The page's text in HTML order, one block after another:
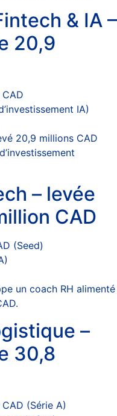
& IA –
20,9
IA)
20,9 millions CAD
– levée
CAD
(Seed)
un coach RH alimenté
–
30,8
(Série A)